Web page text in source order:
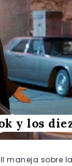
y los
maneja sobre